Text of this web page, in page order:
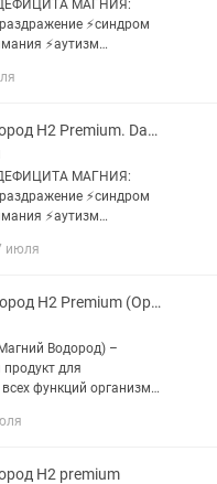
МАГНИЯ:
⚡️синдром
⚡️аутизм
подергивание
Магний водород H2 Premium. Dandelion
МАГНИЯ:
⚡️синдром
⚡️аутизм
подергивание
июля
Магний Водород H2 Premium (Оригинал)
Водород) –
для
функций организма.
H2 premium